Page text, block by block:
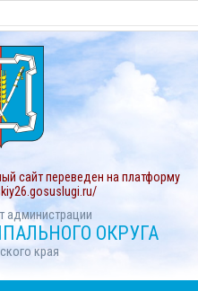
сайт переведен на платформу
администрации
ОКРУГА
края